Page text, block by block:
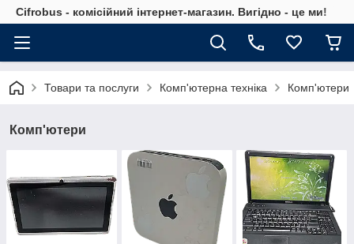
Cifrobus - комiсiйний iнтернет-магазин. Вигiдно - це ми!
Товари та послуги Комп'ютерна техніка Комп'ютери
Комп'ютери